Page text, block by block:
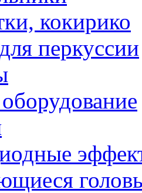
кокирико
перкуссии